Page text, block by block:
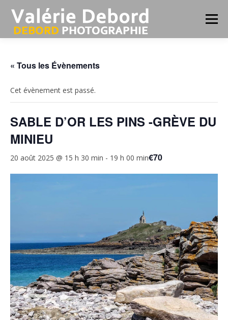
contenu
Menu
STAGES RANDO-PHOTOS BRETAGNE
PORTRAIT
« Tous les Évènements
Cet évènement est passé.
SABLE D’OR LES PINS -GRÈVE DU
MINIEU
20 août 2025 @ 15 h 30 min - 19 h 00 min€70